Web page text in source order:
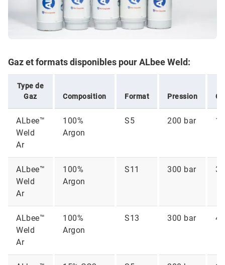
Gaz et formats disponibles pour ALbee Weld:
Type de
Gaz
Composition Format Pression
ALbee™
Weld
Ar
100%
Argon
S5 200 bar 1
ALbee™
Weld
Ar
100%
Argon
S11 300 bar
ALbee™
Weld
Ar
100%
Argon
S13 300 bar